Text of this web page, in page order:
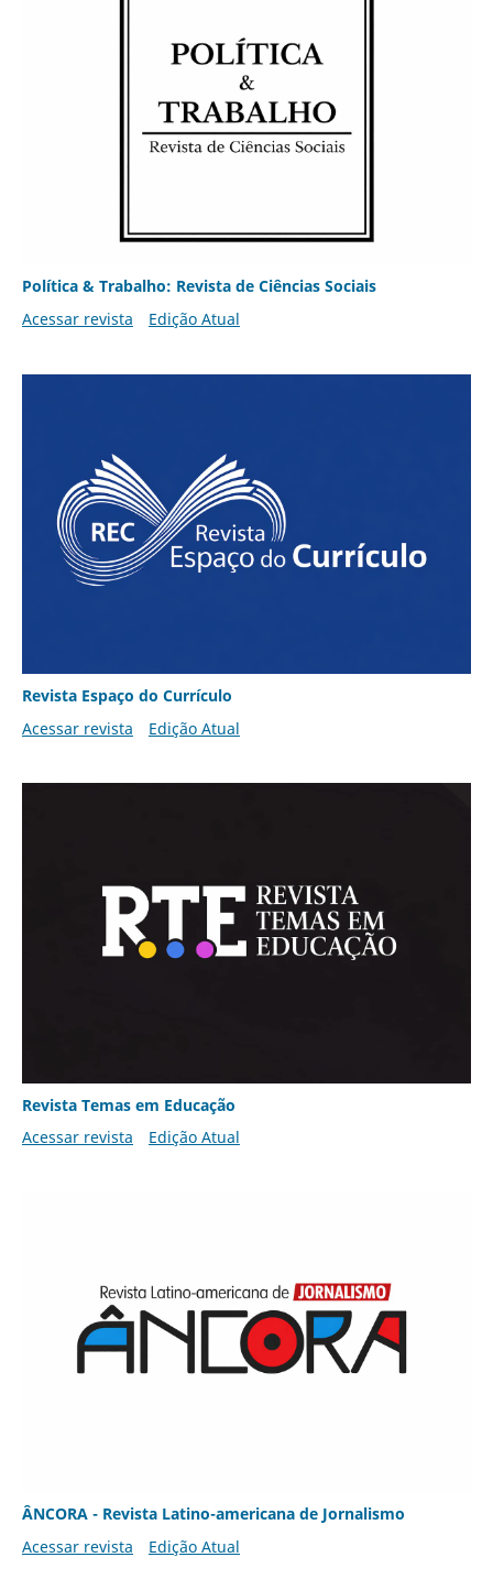
Política & Trabalho: Revista de Ciências Sociais
Acessar revista
Edição Atual
Revista Espaço do Currículo
Acessar revista
Edição Atual
Revista Temas em Educação
Acessar revista
Edição Atual
ÂNCORA - Revista Latino-americana de Jornalismo
Acessar revista
Edição Atual